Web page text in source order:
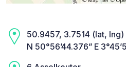
50.9457, 3.7514 (lat, lng)
N 50°56’44.376” E